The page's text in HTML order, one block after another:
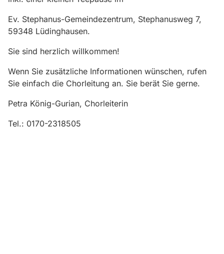
Ev. Stephanus-Gemeindezentrum, Stephanusweg 7,
59348 Lüdinghausen.
Sie sind herzlich willkommen!
Wenn Sie zusätzliche Informationen wünschen, rufen
Sie einfach die Chorleitung an. Sie berät Sie gerne.
Petra König-Gurian, Chorleiterin
Tel.: 0170-2318505